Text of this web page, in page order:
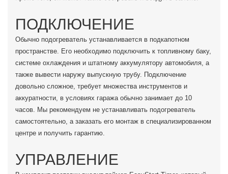
ПОДКЛЮЧЕНИЕ
Обычно подогреватель устанавливается в подкапотном
пространстве. Его необходимо подключить к топливному баку,
системе охлаждения и штатному аккумулятору автомобиля, а
также вывести наружу выпускную трубу. Подключение
довольно сложное, требует множества инструментов и
аккуратности, в условиях гаража обычно занимает до 10
часов. Мы рекомендуем не устанавливать подогреватель
самостоятельно, а заказать его монтаж в специализированном
центре и получить гарантию.
УПРАВЛЕНИЕ